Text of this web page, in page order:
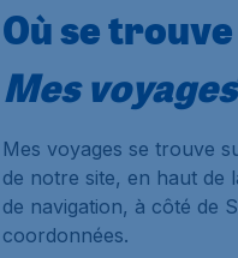
Où se
Mes voyages
Mes voyages se trouve
de notre site, en haut de
de navigation, à côté de
coordonnées.